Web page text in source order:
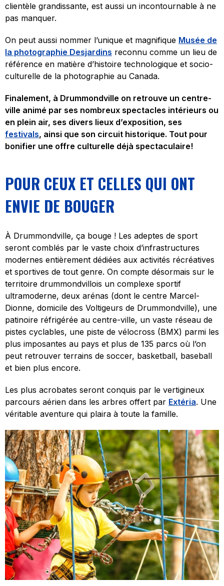
clientèle grandissante, est aussi un incontournable à ne
pas manquer.
On peut aussi nommer l’unique et magnifique Musée de
la photographie Desjardins reconnu comme un lieu de
référence en matière d’histoire technologique et socio-
culturelle de la photographie au Canada.
Finalement, à Drummondville on retrouve un centre-
ville animé par ses nombreux spectacles intérieurs ou
en plein air, ses divers lieux d’exposition, ses
festivals, ainsi que son circuit historique. Tout pour
bonifier une offre culturelle déjà spectaculaire!
POUR CEUX ET CELLES QUI ONT
ENVIE DE BOUGER
À Drummondville, ça bouge ! Les adeptes de sport
seront comblés par le vaste choix d’infrastructures
modernes entièrement dédiées aux activités récréatives
et sportives de tout genre. On compte désormais sur le
territoire drummondvillois un complexe sportif
ultramoderne, deux arénas (dont le centre Marcel-
Dionne, domicile des Voltigeurs de Drummondville), une
patinoire réfrigérée au centre-ville, un vaste réseau de
pistes cyclables, une piste de vélocross (BMX) parmi les
plus imposantes au pays et plus de 135 parcs où l’on
peut retrouver terrains de soccer, basketball, baseball
et bien plus encore.
Les plus acrobates seront conquis par le vertigineux
parcours aérien dans les arbres offert par Extéria. Une
véritable aventure qui plaira à toute la famille.